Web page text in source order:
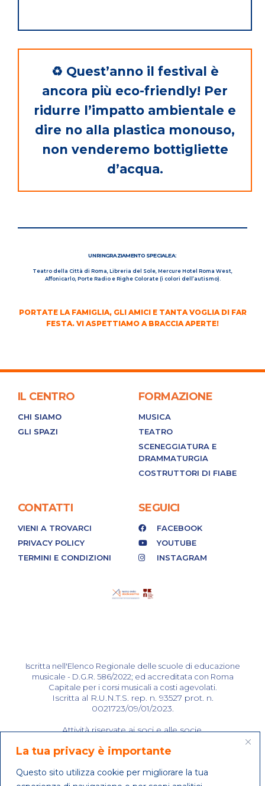
La tua privacy è importante
Questo sito utilizza cookie per migliorare la tua
♻️ Quest’anno il festival è
ancora più eco-friendly! Per
ridurre l’impatto ambientale e
dire no alla plastica monouso,
non venderemo bottigliette
d’acqua.
UN RINGRAZIAMENTO SPECIALE A:
Teatro della Città di Roma, Libreria del Sole, Mercure Hotel Roma West,
Affonicarlo, Porte Radio e Righe Colorate (i colori dell’autismo).
PORTATE LA FAMIGLIA, GLI AMICI E TANTA VOGLIA DI FAR
FESTA. VI ASPETTIAMO A BRACCIA APERTE!
IL CENTRO
CHI SIAMO
GLI SPAZI
FORMAZIONE
MUSICA
TEATRO
SCENEGGIATURA E
DRAMMATURGIA
COSTRUTTORI DI FIABE
CONTATTI
VIENI A TROVARCI
PRIVACY POLICY
TERMINI E CONDIZIONI
SEGUICI
FACEBOOK
YOUTUBE
INSTAGRAM
Iscritta nell'Elenco Regionale delle scuole di educazione
musicale - D.G.R. 586/2022; ed accreditata con Roma
Capitale per i corsi musicali a costi agevolati.
Iscritta al R.U.N.T.S. rep. n. 93527 prot. n.
0021723/09/01/2023.
Attività riservate ai soci e alle socie.
Copyright 2018 © All rights Reserved. Design by Teatro
della XII